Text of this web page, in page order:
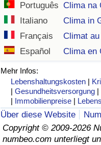
Português Clima na
Italiano
Clima in
Français
Climat
Español
Clima en
Mehr Infos:
Lebenshaltungskosten |
|Gesundheitsversorgung |
| Immobilienpreise |
Über diese Website
Copyright © 2009-2026
numbeo.com unterliegt
Kriminalitäts-Index
Kriminalitäts-Index
Kriminalitätsindex nach
Gesundheitsversorgung